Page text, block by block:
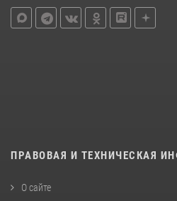
ПРАВОВАЯ И ТЕХНИЧЕСКАЯ
О сайте